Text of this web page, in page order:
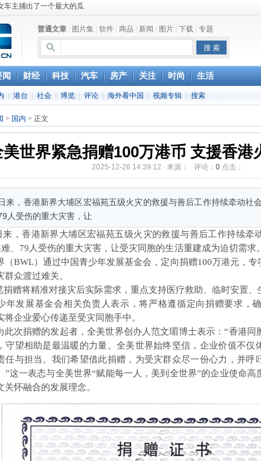
曝新功能：将iPad作为拓展屏
和解 英特尔失去重要移动客户
虽然高通与苹果和解，但5G iPhone最快明年下半年发布
黑暗模式 多功能加持6月份见
达成和解，双方达成6年许可协议
大火肆虐，人类文明的一场浩劫
车主捅出了一个最大的瓜
普通文章 图片集 软件 商品 新闻 图片 下载 专题
闻 财经 科技 汽车 房产 关注 时尚 生活
港台 社会 博览 评论 海外看中国 视频专辑 搜索
> 国内 > 正文
美世界紧急捐赠100万港币 支援香港
2025-12-26 14:39:12 来源： 评论： 0点击：
来，香港新界大埔区宏福苑五级火灾的救援与善后工作持续牵动社
人受伤的重大灾害，让
，香港新界大埔区宏福苑五级火灾的救援与善后工作持续牵
难、79人受伤的重大灾害，让受灾同胞的生活重建成为迫切需求
（BWL）通过中国青少年发展基金会，定向捐赠100万港元，专
群众渡过难关。
将精准对接灾后实际需求，重点支持医疗救助、临时安置、
年发展基金会相关负责人表示，将严格遵循定向捐赠要求，
将企业爱心传递至受灾同胞手中。
捐赠的发起者，全美世界创办人范文瑂博士表示：“香港同
守望相助是最温暖的力量。全美世界始终坚信，企业价值不仅
任与担当。我们希望借此捐赠，为受灾群众尽一份心力，并呼
”这一表态与全美世界“赋能每一人，美到全世界”的企业使命高
关怀融合的发展理念。